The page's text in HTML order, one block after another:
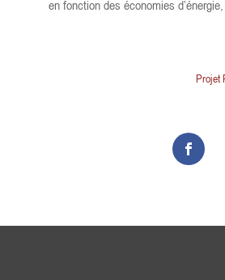
en fonction des économies
Projet